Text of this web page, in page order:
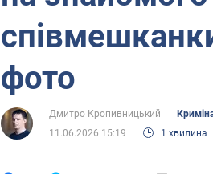
фото
Дмитро Кропивницький
11.06.2026 15:19
1 хвилина